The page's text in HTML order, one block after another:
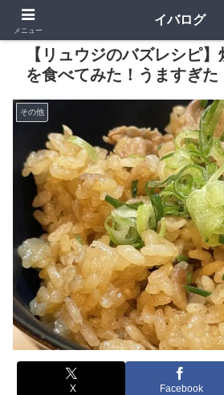
【リュウジのバズレシピ
を食べてみた！うますぎた
その他
X Facebook
メニュー
イバログ